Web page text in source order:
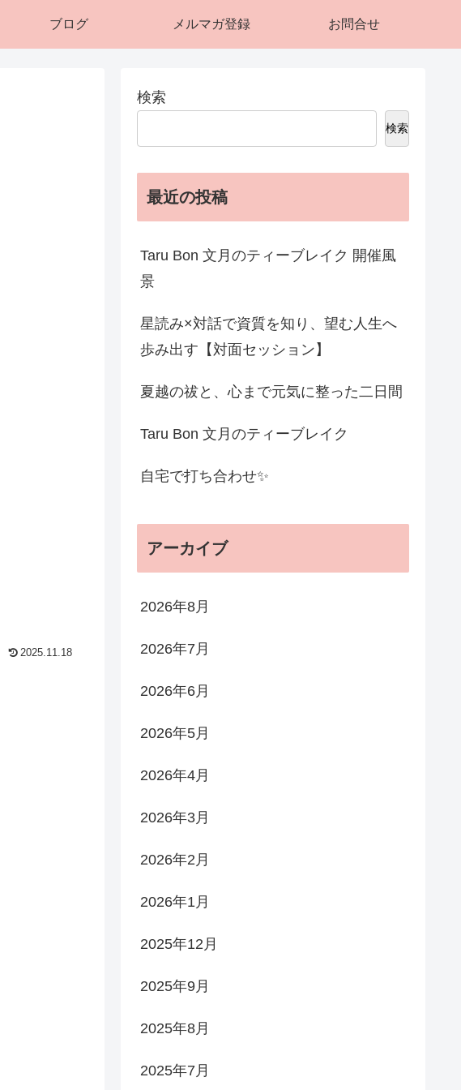
ブログ メルマガ登録 お問合せ
2025.11.18
検索
検索
最近の投稿
Taru Bon 文月のティーブレイク 開催風
景
星読み×対話で資質を知り、望む人生へ
歩み出す【対面セッション】
夏越の祓と、心まで元気に整った二日間
Taru Bon 文月のティーブレイク
自宅で打ち合わせ✨
アーカイブ
2026年8月
2026年7月
2026年6月
2026年5月
2026年4月
2026年3月
2026年2月
2026年1月
2025年12月
2025年9月
2025年8月
2025年7月